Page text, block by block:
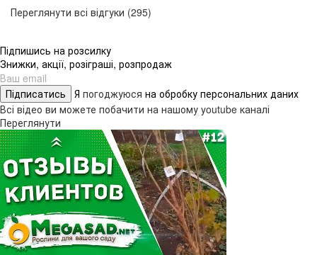
Переглянути всі відгуки (295)
Підпишись на розсилку
Знижки, акції, розіграші, розпродаж
Підписатись Я погоджуюся на обробку персональних даних
Всі відео ви можете побачити на нашому youtube каналі
Переглянути